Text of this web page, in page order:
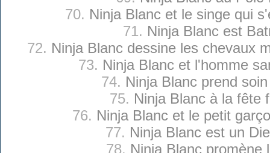
70. Ninja Blanc et le singe qui
71. Ninja Blanc est
72. Ninja Blanc dessine les chevaux
73. Ninja Blanc et l'homme
74. Ninja Blanc prend
75. Ninja Blanc à la fête
76. Ninja Blanc et le petit
77. Ninja Blanc est un
78. Ninja Blanc promène